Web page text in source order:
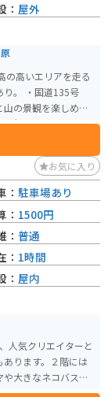
の高いエリアを走る
り。 ・国道135号
の景観を楽しめ
橋：高さ23m、長さ
室山：標高580mの
マビュー（相模湾、
り、散策が楽しめ
アの展示、伊豆ガ
グルメ：地元食材を
カフェが多く、海
しの温泉施設・高
伊豆高原には絶景
ェなど、多様な楽
： 屋外
お気に入り
人気クリエイターと
ります。２階には
大きなネコバスな
スには乗ることもで
： 駐車場あり
： 1500円
： 普通
： 1時間
： 屋内